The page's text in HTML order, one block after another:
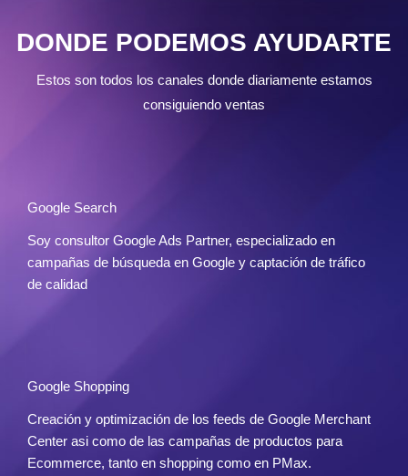
DONDE PODEMOS AYUDARTE
Estos son todos los canales donde diariamente estamos
consiguiendo ventas
Google Search
Soy consultor Google Ads Partner, especializado en
campañas de búsqueda en Google y captación de tráfico
de calidad
Google Shopping
Creación y optimización de los feeds de Google Merchant
Center asi como de las campañas de productos para
Ecommerce, tanto en shopping como en PMax.